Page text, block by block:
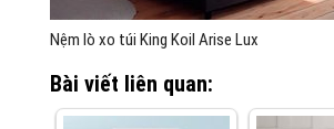
Nệm lò xo túi King Koil Arise Lux
Bài viết liên quan: